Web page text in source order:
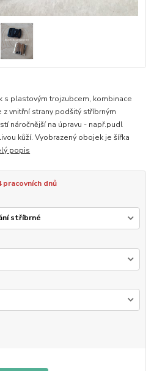
s plastovým trojzubcem, kombinace
vnitřní strany podšitý stříbrným
náročnější na úpravu - např.pudl
kůží. Vyobrazený obojek je šířka
popis
pracovních dnů